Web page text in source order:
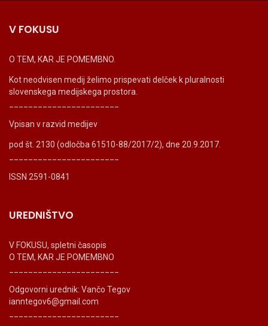
V FOKUSU
O TEM, KAR JE POMEMBNO.
Kot neodvisen medij želimo prispevati delček k pluralnosti
slovenskega medijskega prostora.
Vpisan v razvid medijev
pod št. 2130 (odločba 61510-88/2017/2), dne 20.9.2017.
ISSN 2591-0841
UREDNIŠTVO
V FOKUSU, spletni časopis
O TEM, KAR JE POMEMBNO
Odgovorni urednik: Vančo Tegov
ianntegov6@gmail.com